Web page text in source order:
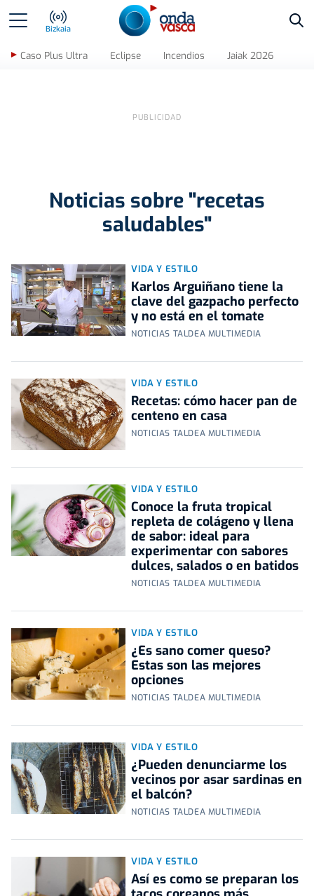
Bizkaia
Caso Plus Ultra Eclipse Incendios Jaiak 2026
Noticias sobre "recetas
saludables"
VIDA Y ESTILO
Karlos Arguiñano tiene la
clave del gazpacho perfecto
y no está en el tomate
NOTICIAS TALDEA MULTIMEDIA
VIDA Y ESTILO
Recetas: cómo hacer pan de
centeno en casa
NOTICIAS TALDEA MULTIMEDIA
VIDA Y ESTILO
Conoce la fruta tropical
repleta de colágeno y llena
de sabor: ideal para
experimentar con sabores
dulces, salados o en batidos
NOTICIAS TALDEA MULTIMEDIA
VIDA Y ESTILO
¿Es sano comer queso?
Estas son las mejores
opciones
NOTICIAS TALDEA MULTIMEDIA
VIDA Y ESTILO
¿Pueden denunciarme los
vecinos por asar sardinas en
el balcón?
NOTICIAS TALDEA MULTIMEDIA
VIDA Y ESTILO
Así es como se preparan los